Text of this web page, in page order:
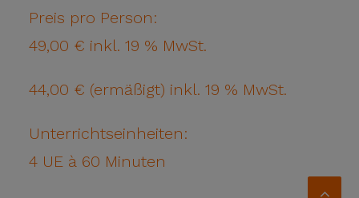
Preis pro Person:
49,00 € inkl. 19 % MwSt.
44,00 € (ermäßigt) inkl. 19 % MwSt.
Unterrichtseinheiten:
4 UE à 60 Minuten